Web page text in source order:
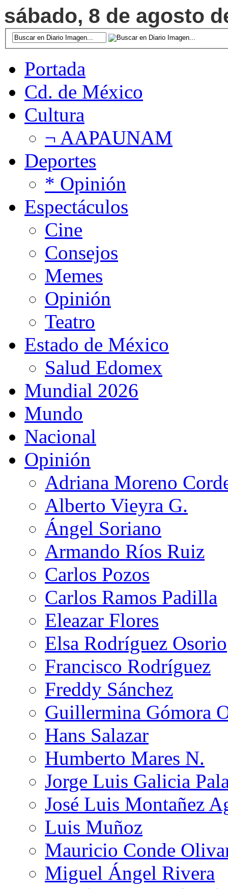
sábado, 8 de agosto
Portada
Cd. de México
Cultura
¬ AAPAUNAM
Deportes
* Opinión
Espectáculos
Cine
Consejos
Memes
Opinión
Teatro
Estado de México
Salud Edomex
Mundial 2026
Mundo
Nacional
Opinión
Adriana Moreno
Alberto Vieyra G.
Ángel Soriano
Armando Ríos Ruiz
Carlos Pozos
Carlos Ramos Padilla
Eleazar Flores
Elsa Rodríguez Osorio
Francisco Rodríguez
Freddy Sánchez
Guillermina Gómora
Hans Salazar
Humberto Mares N.
Jorge Luis Galicia
José Luis Montañez
Luis Muñoz
Mauricio Conde
Miguel Ángel Rivera